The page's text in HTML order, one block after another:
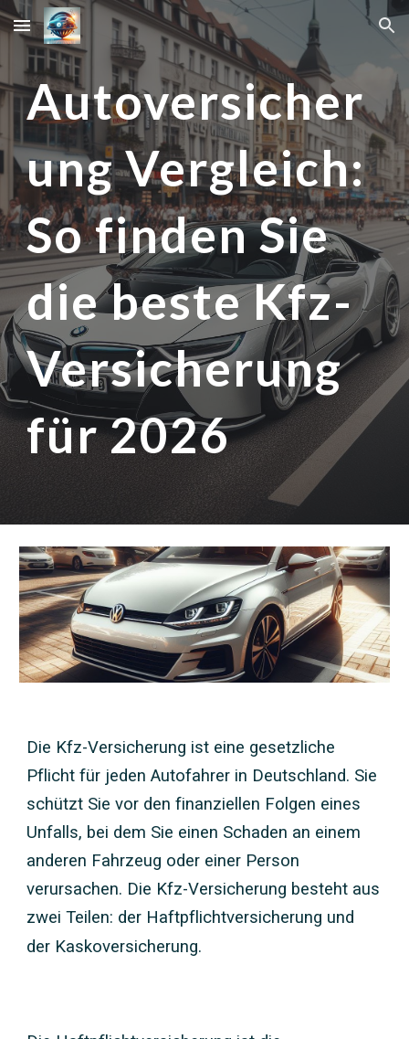
Skip to main content Skip to navigation
Autoversicher
ung Vergleich:
So finden Sie
die beste Kfz-
Versicherung
für 2026
Die Kfz-Versicherung ist eine gesetzliche
Pflicht für jeden Autofahrer in Deutschland. Sie
schützt Sie vor den finanziellen Folgen eines
Unfalls, bei dem Sie einen Schaden an einem
anderen Fahrzeug oder einer Person
verursachen. Die Kfz-Versicherung besteht aus
zwei Teilen: der Haftpflichtversicherung und
der Kaskoversicherung.